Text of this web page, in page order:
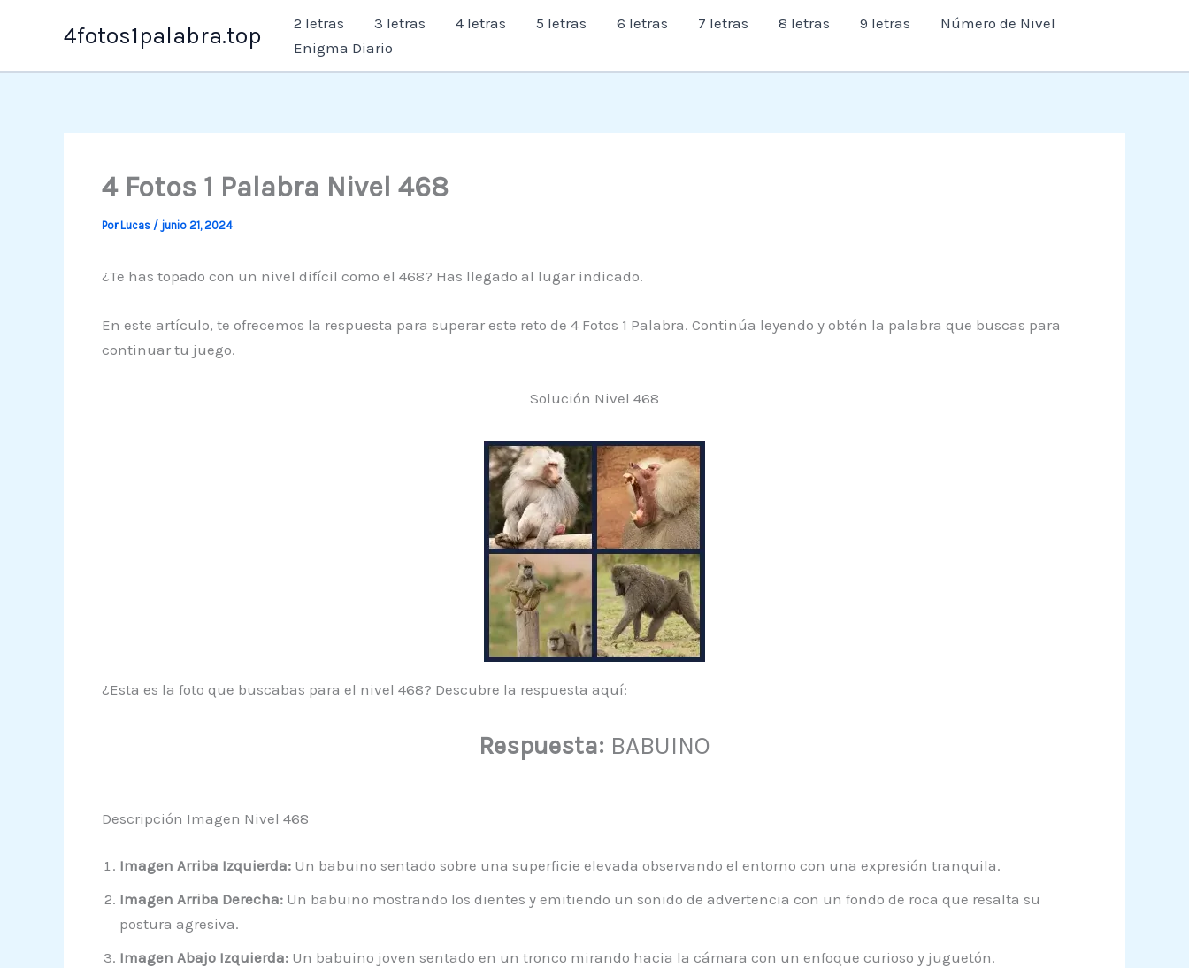
4fotos1palabra.top 2 letras 3 letras 4 letras 5 letras 6 letras 7 letras 8 letras 9 letras
Número de Nivel
Enigma Diario
4 Fotos 1 Palabra Nivel 468
PorLucas / junio 21, 2024
¿Te has topado con un nivel difícil como el 468? Has llegado al lugar indicado.
En este artículo, te ofrecemos la respuesta para superar este reto de 4 Fotos 1 Palabra. Continúa leyendo y obtén la palabra que buscas para
continuar tu juego.
Solución Nivel 468
¿Esta es la foto que buscabas para el nivel 468? Descubre la respuesta aquí:
Respuesta: BABUINO
Descripción Imagen Nivel 468
Imagen Arriba Izquierda:Un babuino sentado sobre una superficie elevada observando el entorno con una expresión tranquila.
Imagen Arriba Derecha:Un babuino mostrando los dientes y emitiendo un sonido de advertencia con un fondo de roca que resalta su
postura agresiva.
Imagen Abajo Izquierda:Un babuino joven sentado en un tronco mirando hacia la cámara con un enfoque curioso y juguetón.